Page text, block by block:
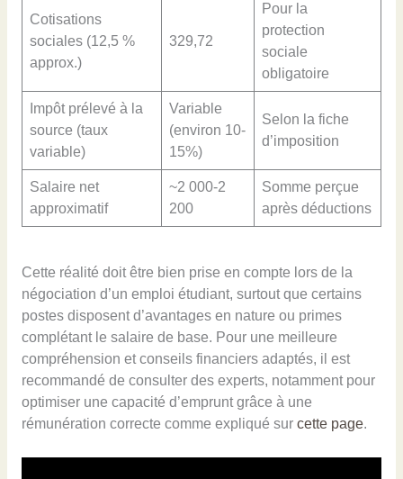
Cotisations
sociales (12,5 %
approx.)
329,72
Pour la
protection
sociale
obligatoire
Impôt prélevé à la
source (taux
variable)
Variable
(environ 10-
15%)
Selon la fiche
d’imposition
Salaire net
approximatif
~2 000-2
200
Somme perçue
après déductions
Cette réalité doit être bien prise en compte lors de la
négociation d’un emploi étudiant, surtout que certains
postes disposent d’avantages en nature ou primes
complétant le salaire de base. Pour une meilleure
compréhension et conseils financiers adaptés, il est
recommandé de consulter des experts, notamment pour
optimiser une capacité d’emprunt grâce à une
rémunération correcte comme expliqué sur cette page.